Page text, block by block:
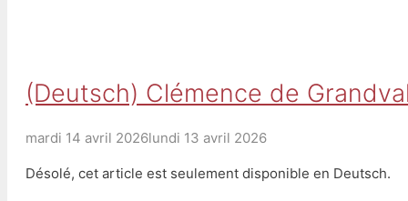
(Deutsch) Clémence de
mardi 14 avril 2026lundi 13 avril 2026
Désolé, cet article est seulement disponible en Deutsch.